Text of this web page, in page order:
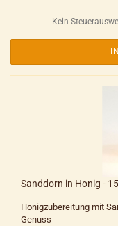
Kein
Sanddorn in Honig -
Honigzubereitung mit
Genuss